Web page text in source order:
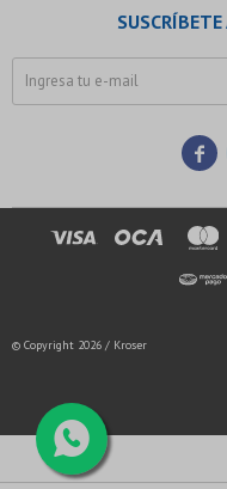

© Copyright 2026 / Kroser